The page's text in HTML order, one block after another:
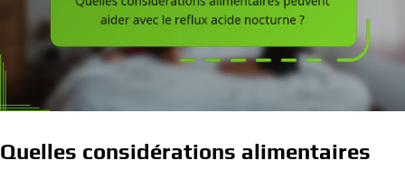
Quelles considérations alimentaires